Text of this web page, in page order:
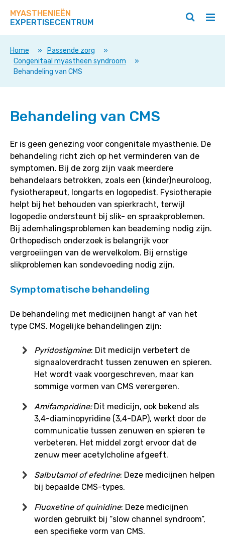
direct
op
deze
MYASTHENIEËN
EXPERTISECENTRUM
/
Zoeken
/
Home » Passende zorg
»
Congenitaal myastheen syndroom
»
Behandeling van CMS
van
Behandeling van CMS
Er is geen genezing voor congenitale myasthenie. De
behandeling richt zich op het verminderen van de
symptomen. Bij de zorg zijn vaak meerdere
behandelaars betrokken, zoals een (kinder)neuroloog,
fysiotherapeut, longarts en logopedist. Fysiotherapie
helpt bij het behouden van spierkracht, terwijl
logopedie ondersteunt bij slik- en spraakproblemen.
Bij ademhalingsproblemen kan beademing nodig zijn.
Orthopedisch onderzoek is belangrijk voor
vergroeiingen van de wervelkolom. Bij ernstige
slikproblemen kan sondevoeding nodig zijn.
Symptomatische behandeling
De behandeling met medicijnen hangt af van het
type CMS. Mogelijke behandelingen zijn:
Pyridostigmine: Dit medicijn verbetert de
signaaloverdracht tussen zenuwen en spieren.
Het wordt vaak voorgeschreven, maar kan
sommige vormen van CMS verergeren.
Amifampridine:Dit medicijn, ook bekend als
3,4-diaminopyridine (3,4-DAP), werkt door de
communicatie tussen zenuwen en spieren te
verbeteren. Het middel zorgt ervoor dat de
zenuw meer acetylcholine afgeeft.
Salbutamol of efedrine: Deze medicijnen helpen
bij bepaalde CMS-types.
Fluoxetine of quinidine: Deze medicijnen
worden gebruikt bij “slow channel syndroom”,
een specifieke vorm van CMS.